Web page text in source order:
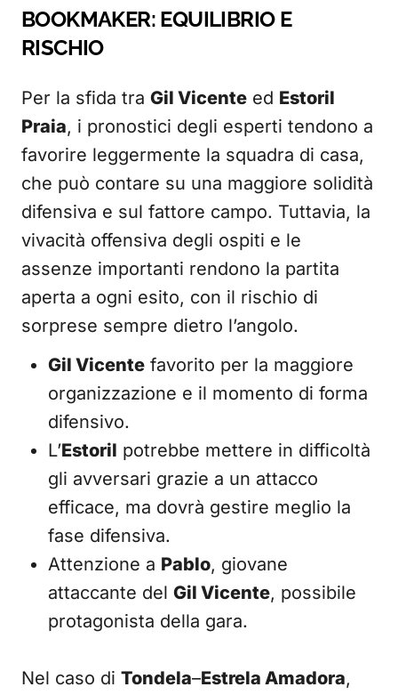
BOOKMAKER: EQUILIBRIO E
RISCHIO
Per la sfida tra Gil Vicente ed Estoril
Praia, i pronostici degli esperti tendono a
favorire leggermente la squadra di casa,
che può contare su una maggiore solidità
difensiva e sul fattore campo. Tuttavia, la
vivacità offensiva degli ospiti e le
assenze importanti rendono la partita
aperta a ogni esito, con il rischio di
sorprese sempre dietro l’angolo.
Gil Vicente favorito per la maggiore
organizzazione e il momento di forma
difensivo.
L’Estoril potrebbe mettere in difficoltà
gli avversari grazie a un attacco
efficace, ma dovrà gestire meglio la
fase difensiva.
Attenzione a Pablo, giovane
attaccante del Gil Vicente, possibile
protagonista della gara.
Nel caso di Tondela–Estrela Amadora,